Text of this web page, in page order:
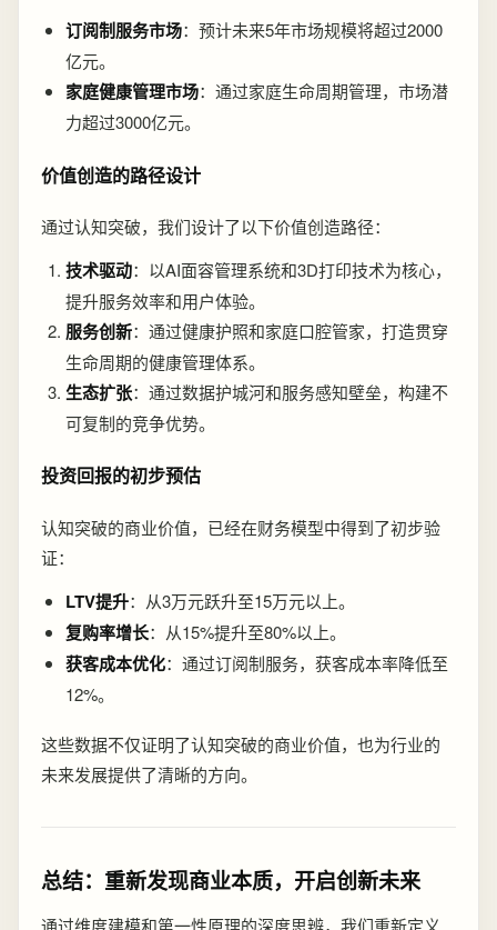
订阅制服务市场：预计未来5年市场规模将超过2000
亿元。
家庭健康管理市场：通过家庭生命周期管理，市场潜
力超过3000亿元。
价值创造的路径设计
通过认知突破，我们设计了以下价值创造路径：
技术驱动：以AI面容管理系统和3D打印技术为核心，
提升服务效率和用户体验。
服务创新：通过健康护照和家庭口腔管家，打造贯穿
生命周期的健康管理体系。
生态扩张：通过数据护城河和服务感知壁垒，构建不
可复制的竞争优势。
投资回报的初步预估
认知突破的商业价值，已经在财务模型中得到了初步验
证：
LTV提升：从3万元跃升至15万元以上。
复购率增长：从15%提升至80%以上。
获客成本优化：通过订阅制服务，获客成本率降低至
12%。
这些数据不仅证明了认知突破的商业价值，也为行业的
未来发展提供了清晰的方向。
总结：重新发现商业本质，开启创新未来
通过维度建模和第一性原理的深度思辨，我们重新定义